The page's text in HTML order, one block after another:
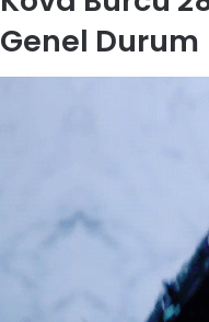
Genel Durum